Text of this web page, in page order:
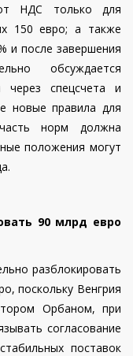
НДС только для
150 евро; а также
и после завершения
обсуждается
через спецсчета и
новые правила для
норм должна
положения могут
90 млрд евро
разблокировать
поскольку Венгрия
Орбаном, при
согласование
поставок